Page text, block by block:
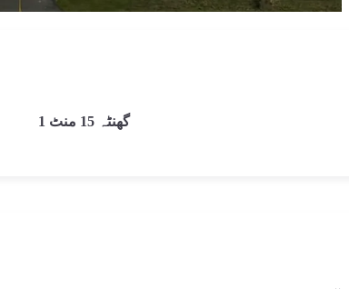
1 گھنٹہ 15 منٹ